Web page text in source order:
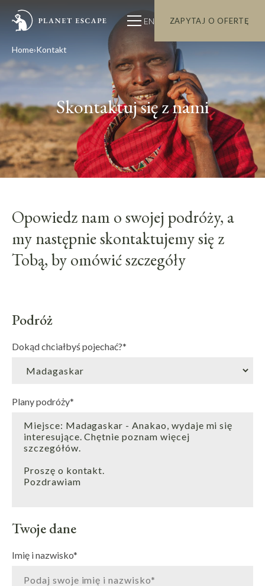
EN ZAPYTAJ O OFERTĘ
Home Kontakt
Skontaktuj się z nami
Opowiedz nam o swojej podróży, a
my następnie skontaktujemy się z
Tobą, by omówić szczegóły
Podróż
Dokąd chciałbyś pojechać?*
Plany podróży*
Twoje dane
Imię i nazwisko*